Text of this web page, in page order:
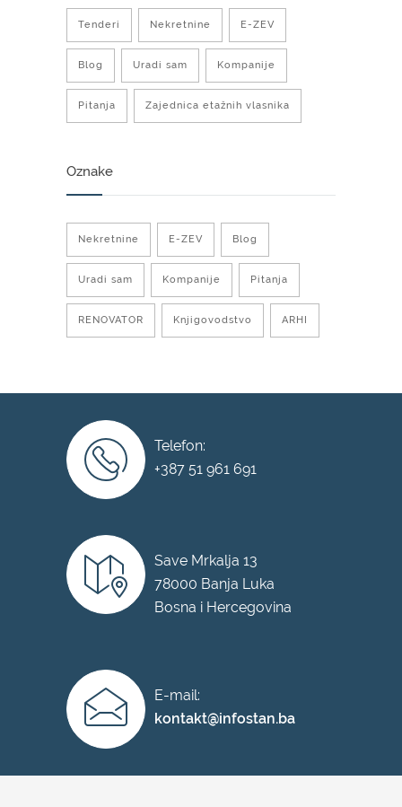
Tenderi Nekretnine E-ZEV
Blog Uradi sam Kompanije
Pitanja Zajednica etažnih vlasnika
Oznake
Nekretnine E-ZEV Blog
Uradi sam Kompanije Pitanja
RENOVATOR Knjigovodstvo ARHI
Telefon:
+387 51 961 691
Save Mrkalja 13
78000 Banja Luka
Bosna i Hercegovina
E-mail:
kontakt@infostan.ba